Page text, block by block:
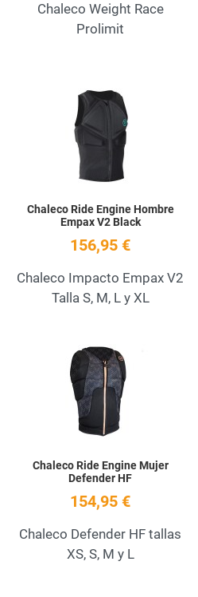
Chaleco Weight Race
Prolimit
Chaleco Ride Engine Hombre
Empax V2 Black
156,95 €
Chaleco Impacto Empax V2
Talla S, M, L y XL
Chaleco Ride Engine Mujer
Defender HF
154,95 €
Chaleco Defender HF tallas
XS, S, M y L